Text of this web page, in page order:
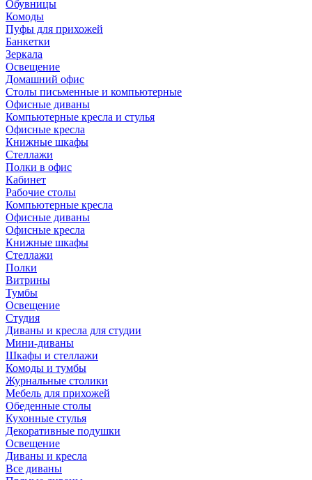
Обувницы
Комоды
Пуфы для прихожей
Банкетки
Зеркала
Освещение
Домашний офис
Столы письменные и компьютерные
Офисные диваны
Компьютерные кресла и стулья
Офисные кресла
Книжные шкафы
Стеллажи
Полки в офис
Кабинет
Рабочие столы
Компьютерные кресла
Офисные диваны
Офисные кресла
Книжные шкафы
Стеллажи
Полки
Витрины
Тумбы
Освещение
Студия
Диваны и кресла для студии
Мини-диваны
Шкафы и стеллажи
Комоды и тумбы
Журнальные столики
Мебель для прихожей
Обеденные столы
Кухонные стулья
Декоративные подушки
Освещение
Диваны и кресла
Все диваны